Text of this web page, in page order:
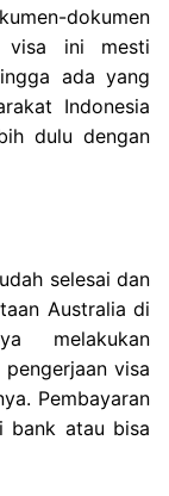
dokumen
visa ini mesti
ada yang
Indonesia
dulu dengan
selesai dan
Australia di
melakukan
visa
Pembayaran
bank atau bisa